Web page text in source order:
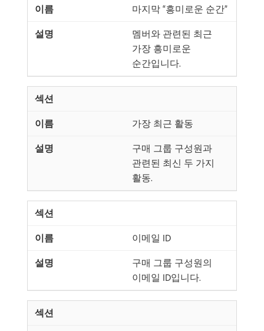
마지막 “흥미로운 순간”
멤버와 관련된 최근
가장 흥미로운
순간입니다.
가장 최근 활동
구매 그룹 구성원과
관련된 최신 두 가지
활동.
이메일 ID
구매 그룹 구성원의
이메일 ID입니다.